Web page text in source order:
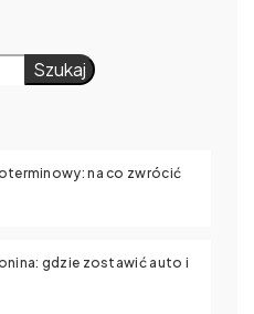
Szukaj
na co zwrócić
gdzie zostawić auto i